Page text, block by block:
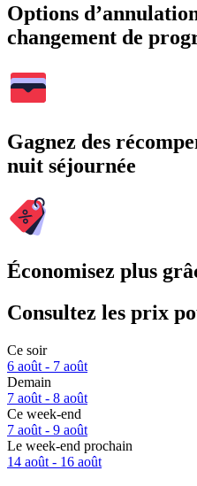
Options
changement de
Gagnez des
nuit séjournée
Économisez plus
Consultez les prix
Ce soir
6 août - 7 août
Demain
7 août - 8 août
Ce week-end
7 août - 9 août
Le week-end prochain
14 août - 16 août